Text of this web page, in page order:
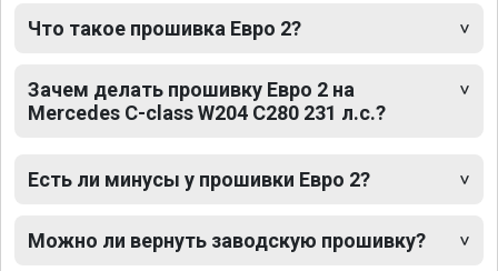
Что такое прошивка Евро 2?
Зачем делать прошивку Евро 2 на
Mercedes C-class W204 C280 231 л.с.?
Есть ли минусы у прошивки Евро 2?
Можно ли вернуть заводскую прошивку?